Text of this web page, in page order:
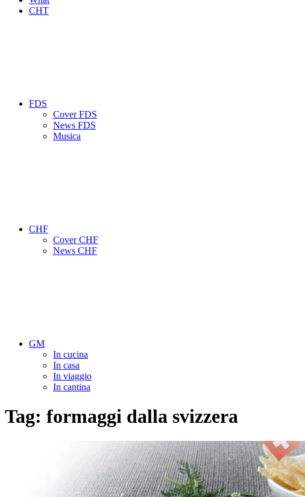
CHT
FDS
Cover FDS
News FDS
Musica
CHF
Cover CHF
News CHF
GM
In cucina
In casa
In viaggio
In cantina
Tag: formaggi dalla svizzera